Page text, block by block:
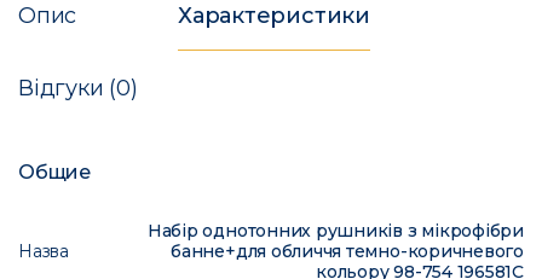
Опис Характеристики
Відгуки (0)
Общие
Назва
Набір однотонних рушників з мікрофібри
банне+для обличчя темно-коричневого
кольору 98-754 196581C